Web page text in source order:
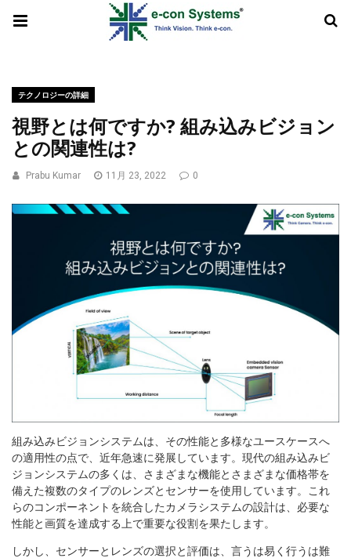
テクノロジーの詳細
視野とは何ですか? 組み込みビジョン
との関連性は?
Prabu Kumar 11月 23, 2022 0
組み込みビジョンシステムは、その性能と多様なユースケースへ
の適用性の点で、近年急速に発展しています。現代の組み込みビ
ジョンシステムの多くは、さまざまな機能とさまざまな価格帯を
備えた複数のタイプのレンズとセンサーを使用しています。これ
らのコンポーネントを統合したカメラシステムの設計は、必要な
性能と画質を達成する上で重要な役割を果たします。
しかし、センサーとレンズの選択と評価は、言うは易く行うは難